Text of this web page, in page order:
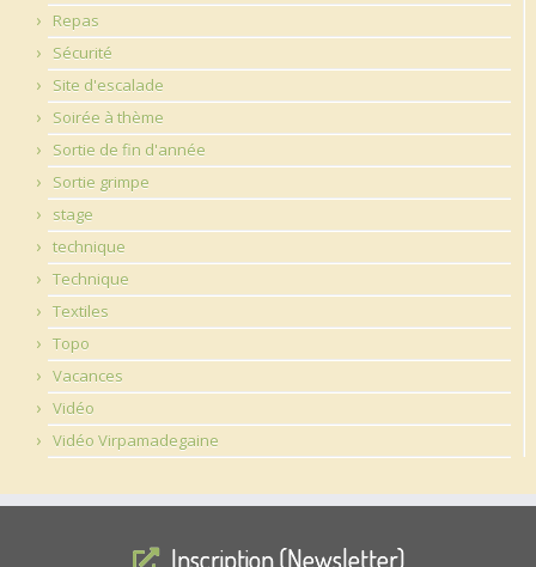
Repas
Sécurité
Site d'escalade
Soirée à thème
Sortie de fin d'année
Sortie grimpe
stage
technique
Technique
Textiles
Topo
Vacances
Vidéo
Vidéo Virpamadegaine
Inscription (Newsletter)